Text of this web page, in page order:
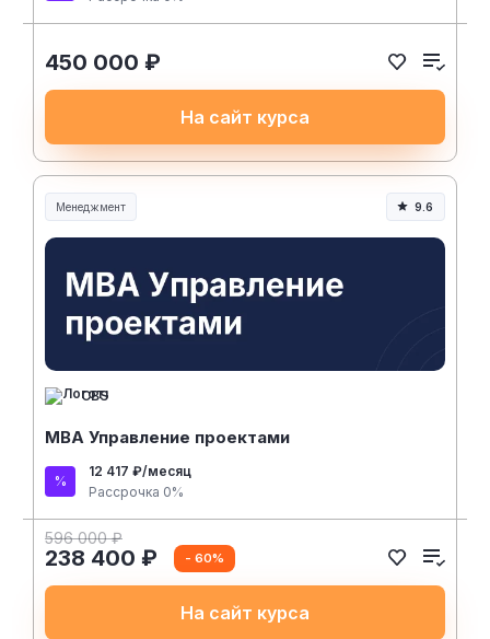
450 000 ₽
На сайт курса
Менеджмент
Менеджмент и управление
9.6
CBS
MBA Управление проектами
12 417 ₽/месяц
Рассрочка 0%
596 000 ₽
238 400 ₽ - 60%
На сайт курса